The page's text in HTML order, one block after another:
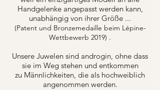
Handgelenke angepasst werden kann,
unabhängig von ihrer Größe ...
(Patent und Bronzemedaille beim Lépine-
Wettbewerb 2019) .
Unsere Juwelen sind androgin, ohne dass
sie im Weg stehen und entkommen
zu Männlichkeiten, die als hochweiblich
angenommen werden.